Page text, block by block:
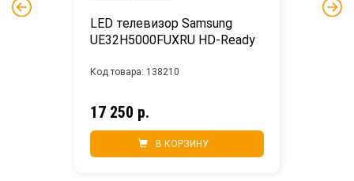
LED телевизор Samsung
UE32H5000FUXRU HD-Ready
17 250 р.
В КОРЗИНУ
Код товара: 138210